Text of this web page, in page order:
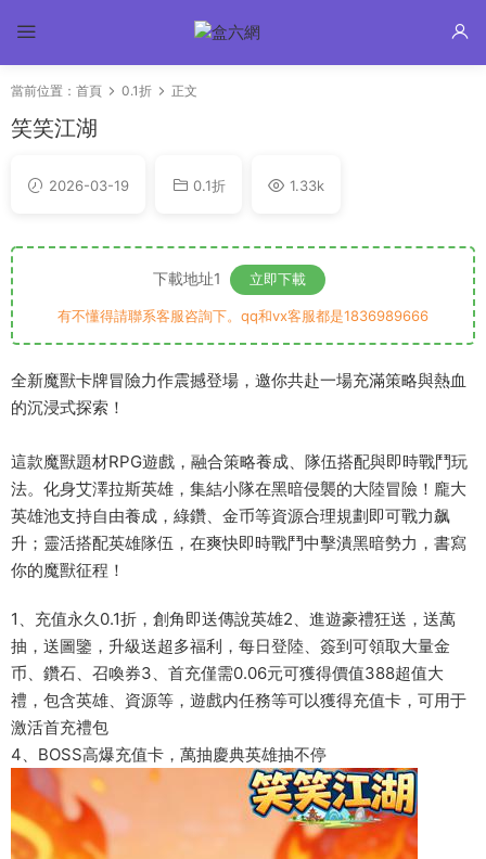
當前位置： 首頁 0.1折 正文
笑笑江湖
2026-03-19 0.1折 1.33k
下載地址1 立即下載
有不懂得請聯系客服咨詢下。qq和vx客服都是1836989666
全新魔獸卡牌冒險力作震撼登場，邀你共赴一場充滿策略與熱血
的沉浸式探索！
這款魔獸題材RPG遊戲，融合策略養成、隊伍搭配與即時戰鬥玩
法。化身艾澤拉斯英雄，集結小隊在黑暗侵襲的大陸冒險！龐大
英雄池支持自由養成，綠鑽、金币等資源合理規劃即可戰力飙
升；靈活搭配英雄隊伍，在爽快即時戰鬥中擊潰黑暗勢力，書寫
你的魔獸征程！
1、充值永久0.1折，創角即送傳說英雄2、進遊豪禮狂送，送萬
抽，送圖鑒，升級送超多福利，每日登陸、簽到可領取大量金
币、鑽石、召喚券3、首充僅需0.06元可獲得價值388超值大
禮，包含英雄、資源等，遊戲内任務等可以獲得充值卡，可用于
激活首充禮包
4、BOSS高爆充值卡，萬抽慶典英雄抽不停